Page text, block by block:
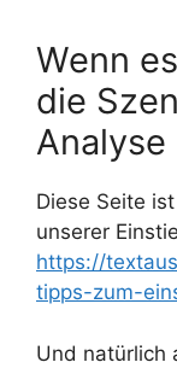
Wenn
die
Analyse
Diese Seite
unserer
https://
tipps-zum-
Und natürlich